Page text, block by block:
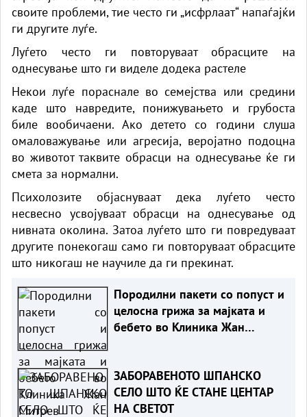
своите проблеми, тие често ги „исфрлаат“ напаѓајќи
ги другите луѓе.
Луѓето често ги повторуваат обрасците на
однесување што ги виделе додека растеле
Некои луѓе пораснале во семејства или средини
каде што навредите, понижувањето и грубоста
биле вообичаени. Ако детето со години слуша
омаловажување или агресија, веројатно подоцна
во животот таквите обрасци на однесување ќе ги
смета за нормални.
Психолозите објаснуваат дека луѓето често
несвесно усвојуваат обрасци на однесување од
нивната околина. Затоа луѓето што ги повредуваат
другите понекогаш само ги повторуваат обрасците
што никогаш не научиле да ги прекинат.
Породилни пакети со попуст и
целосна грижа за мајката и
бебето во Клиника Жан
ЗАБОРАВЕНОТО ШПАНСКО
СЕЛО ШТО ЌЕ СТАНЕ ЦЕНТАР
НА СВЕТОТ